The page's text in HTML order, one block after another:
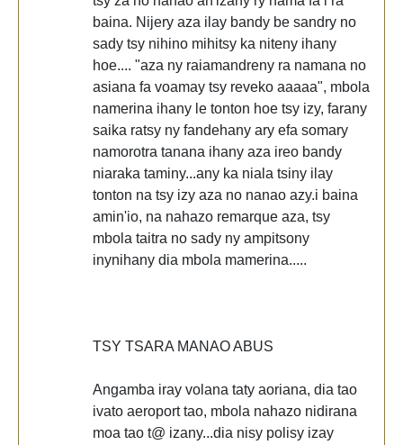
baina. Nijery aza ilay bandy be sandry no
sady tsy nihino mihitsy ka niteny ihany
hoe.... "aza ny raiamandreny ra namana no
asiana fa voamay tsy reveko aaaaa", mbola
namerina ihany le tonton hoe tsy izy, farany
saika ratsy ny fandehany ary efa somary
namorotra tanana ihany aza ireo bandy
niaraka taminy...any ka niala tsiny ilay
tonton na tsy izy aza no nanao azy.i baina
amin'io, na nahazo remarque aza, tsy
mbola taitra no sady ny ampitsony
inynihany dia mbola mamerina.....
TSY TSARA MANAO ABUS
Angamba iray volana taty aoriana, dia tao
ivato aeroport tao, mbola nahazo nidirana
moa tao t@ izany...dia nisy polisy izay